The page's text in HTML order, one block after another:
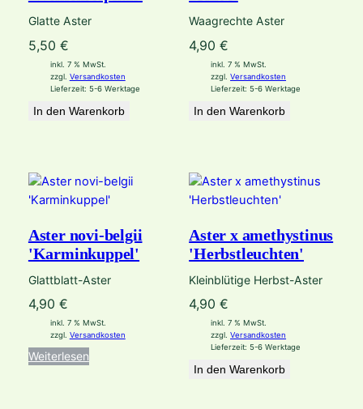
Glatte Aster
5,50 €
inkl. 7 % MwSt.
zzgl. Versandkosten
Lieferzeit: 5-6 Werktage
In den Warenkorb
Waagrechte Aster
4,90€
inkl. 7 % MwSt.
zzgl.Versandkosten
Lieferzeit:5-6 Werktage
In den Warenkorb
Aster novi-belgii
'Karminkuppel'
Glattblatt-Aster
4,90 €
inkl. 7 % MwSt.
zzgl. Versandkosten
Weiterlesen
Aster x amethystinus
'Herbstleuchten'
Kleinblütige Herbst-Aster
4,90€
inkl. 7 % MwSt.
zzgl.Versandkosten
Lieferzeit:5-6 Werktage
In den Warenkorb